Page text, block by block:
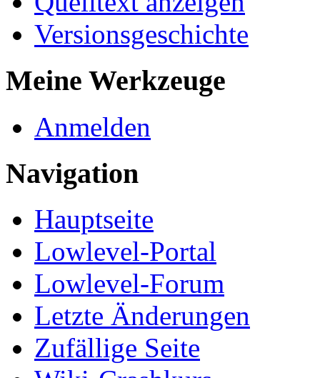
Versionsgeschichte
Meine Werkzeuge
Anmelden
Navigation
Hauptseite
Lowlevel-Portal
Lowlevel-Forum
Letzte Änderungen
Zufällige Seite